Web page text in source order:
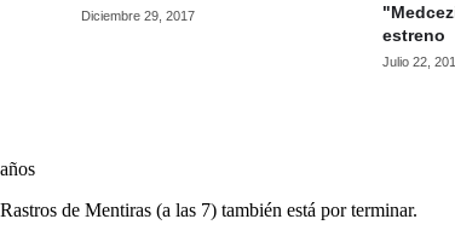
Diciembre 29, 2017
estreno
Julio 22,